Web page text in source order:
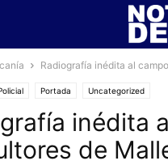
Radiografía inédita al
Portada Uncategorized
inédita
de